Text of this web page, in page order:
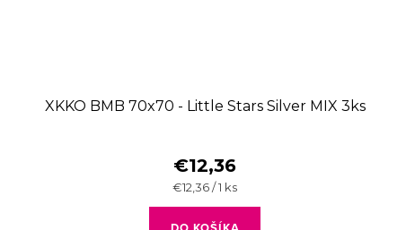
XKKO BMB 70x70 - Little Stars Silver MIX 3ks
€12,36
Jednotková
cena:
€12,36 / 1 ks